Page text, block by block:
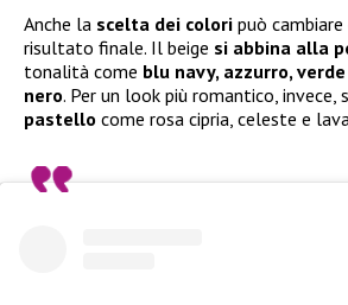
Anche la scelta dei colori può
risultato finale. Il beige si abbina alla
tonalità come blu navy, azzurro,
nero. Per un look più romantico, invece,
pastello come rosa cipria, celeste e